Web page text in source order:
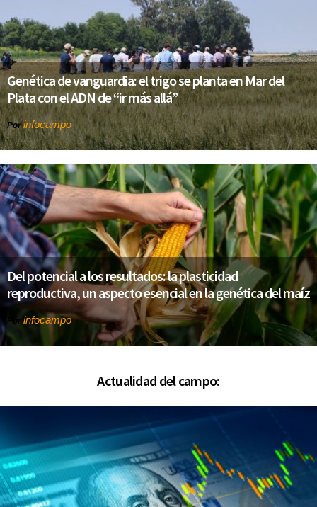
Genética de vanguardia: el trigo se planta en Mar del
Plata con el ADN de “ir más allá”
Porinfocampo
Del potencial a los resultados: la plasticidad
reproductiva, un aspecto esencial en la genética del maíz
Por infocampo
Actualidad del campo: